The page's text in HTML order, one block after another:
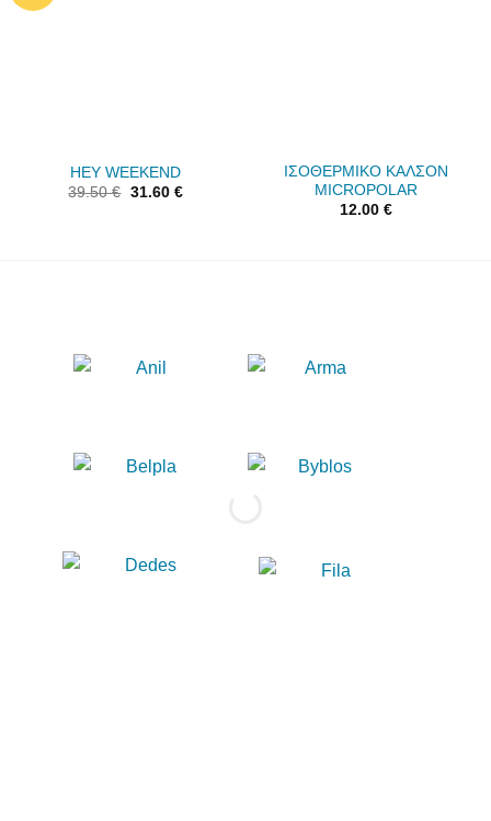
HEY WEEKEND
39.50€ 31.60 €
ΙΣΟΘΕΡΜΙΚΟ ΚΑΛΣΟΝ
MICROPOLAR
12.00 €